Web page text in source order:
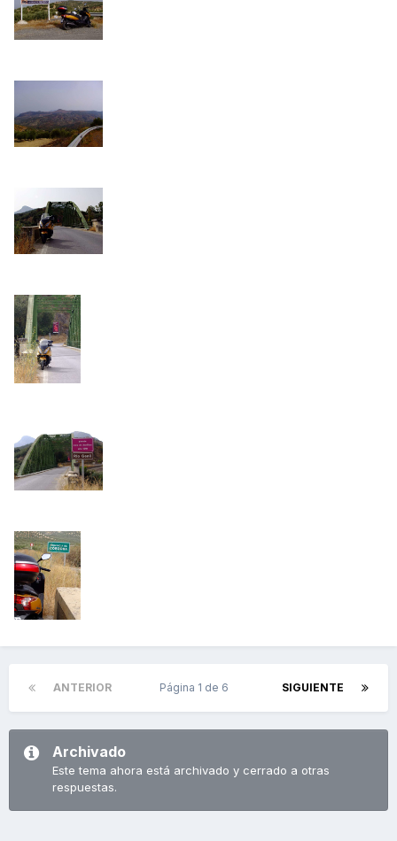
ANTERIOR SIGUIENTE
Página 1 de 6
Archivado
Este tema ahora está archivado y cerrado a otras
respuestas.